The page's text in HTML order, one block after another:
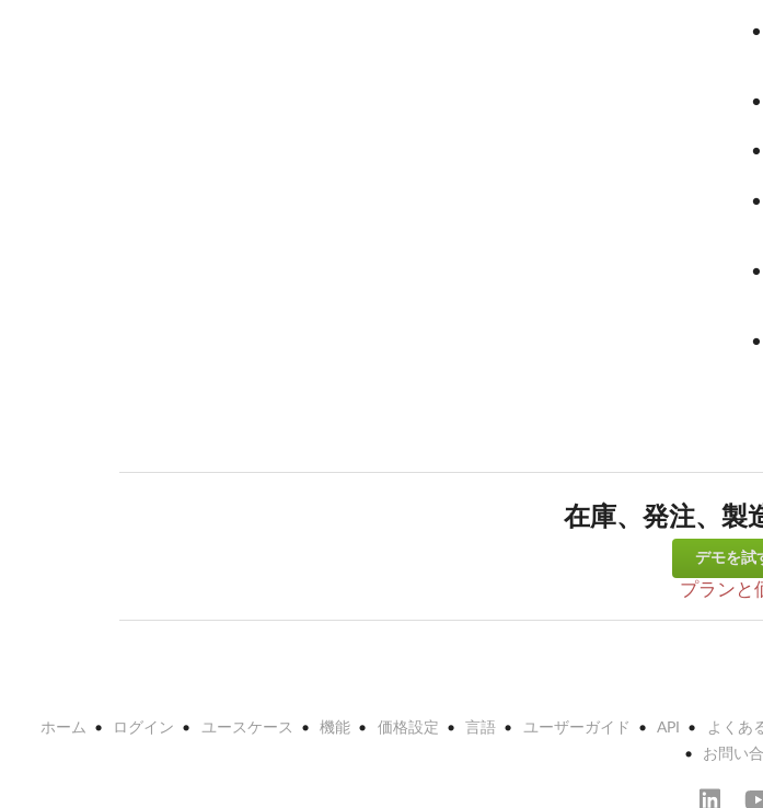
在庫、発注、製
デモを試
プランと
ホーム ログイン ユースケース 機能 価格設定 言語 ユーザーガイド API よくあ
お問い